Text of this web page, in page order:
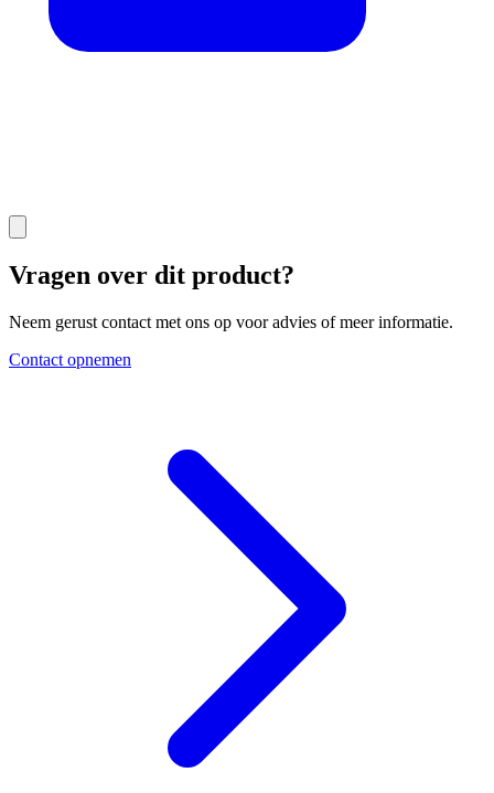
Vragen over dit product?
Neem gerust contact met ons op voor advies of meer informatie.
Contact opnemen